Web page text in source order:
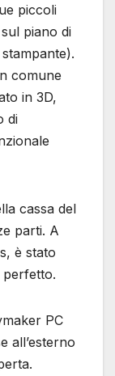
piccoli
piano di
comune
in 3D,
di
cassa del
parti. A
è stato
PC
all’esterno